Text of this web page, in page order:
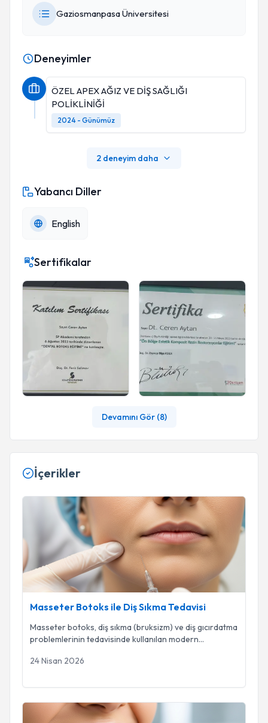
Gaziosmanpasa Üniversitesi
Deneyimler
ÖZEL APEX AĞIZ VE DİŞ SAĞLIĞI
POLİKLİNİĞİ
2024 - Günümüz
2 deneyim daha
Yabancı Diller
English
Sertifikalar
Devamını Gör (8)
İçerikler
Masseter Botoks ile Diş Sıkma Tedavisi
Masseter Botoks ile Diş Sıkma Tedavisi
Masseter botoks, diş sıkma (bruksizm) ve diş gıcırdatma
problemlerinin tedavisinde kullanılan modern...
24 Nisan 2026
Estetik Gülüşler